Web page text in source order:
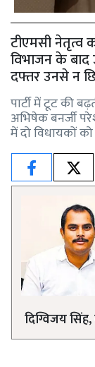
टीएमसी नेतृत्व
विभाजन के बाद
दफ्तर उनसे न
पार्टी में टूट की
अभिषेक बनर्जी
में दो विधायकों
दिग्विजय